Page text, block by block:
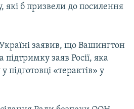
б призвели до посилення
заявив, що Вашингтон
підтримку заяв Росії, яка
підготовці «терактів» у